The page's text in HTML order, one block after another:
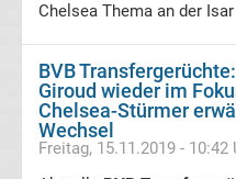
DFB-
Pokal
Chelsea Thema an der
BVB
Giroud wieder im
Chelsea-Stürmer
Wechsel
Freitag, 15.11.2019 - 10:42